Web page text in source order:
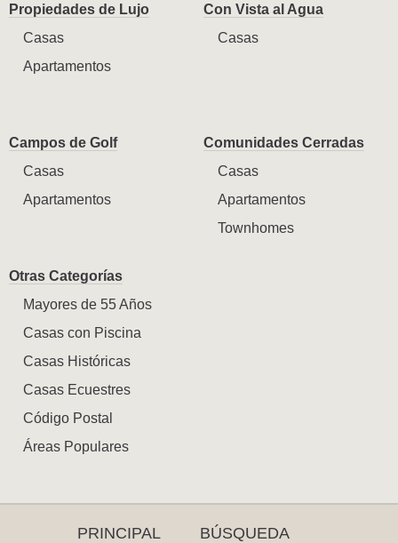
Propiedades de Lujo
Casas
Apartamentos
Con Vista al Agua
Casas
Campos de Golf
Casas
Apartamentos
Comunidades Cerradas
Casas
Apartamentos
Townhomes
Otras Categorías
Mayores de 55 Años
Casas con Piscina
Casas Históricas
Casas Ecuestres
Código Postal
Áreas Populares
PRINCIPAL
BÚSQUEDA